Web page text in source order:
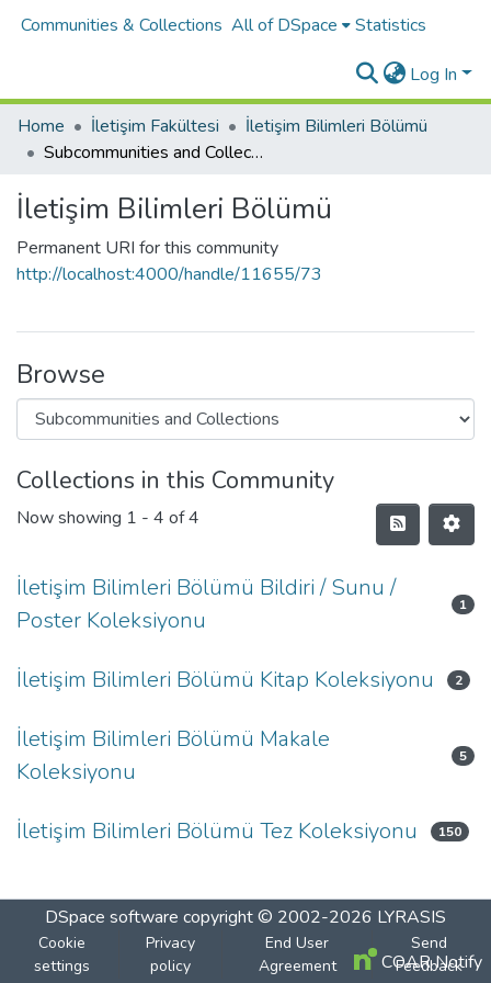
Communities & Collections All of DSpace Statistics
Log In
Home İletişim Fakültesi
İletişim Bilimleri Bölümü
Subcommunities and Collections
İletişim Bilimleri Bölümü
Permanent URI for this community
http://localhost:4000/handle/11655/73
Browse
Collections in this Community
Now showing 1 - 4 of 4
İletişim Bilimleri Bölümü Bildiri / Sunu /
Poster Koleksiyonu
1
İletişim Bilimleri Bölümü Kitap Koleksiyonu 2
İletişim Bilimleri Bölümü Makale
Koleksiyonu
5
İletişim Bilimleri Bölümü Tez Koleksiyonu 150
DSpace software copyright © 2002-2026 LYRASIS
Cookie
settings
Privacy
policy
End User
Agreement
Send
Feedback
COAR Notify